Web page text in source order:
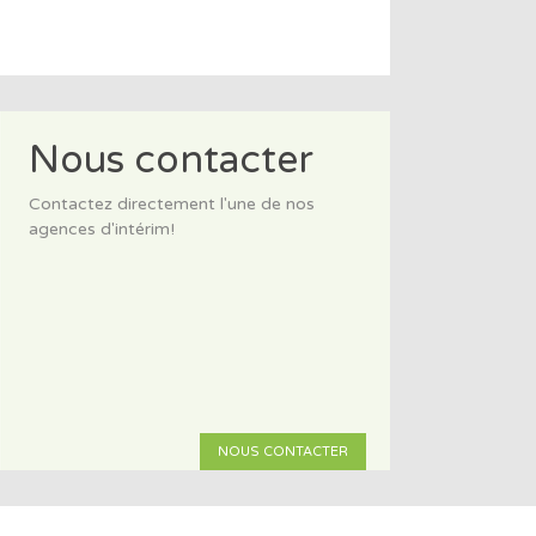
Nous contacter
Contactez directement l'une de nos
agences d'intérim!
NOUS CONTACTER